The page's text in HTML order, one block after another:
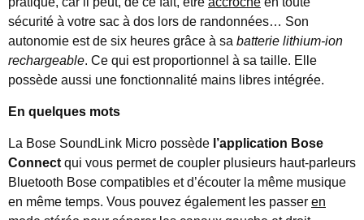
sécurité à votre sac à dos lors de randonnées… Son
autonomie est de six heures grâce à sa batterie lithium-ion
rechargeable. Ce qui est proportionnel à sa taille. Elle
possède aussi une fonctionnalité mains libres intégrée.
En quelques mots
La Bose SoundLink Micro possède l’application Bose
Connect qui vous permet de coupler plusieurs haut-parleurs
Bluetooth Bose compatibles et d’écouter la même musique
en même temps. Vous pouvez également les passer en